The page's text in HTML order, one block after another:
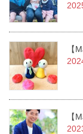
【
【